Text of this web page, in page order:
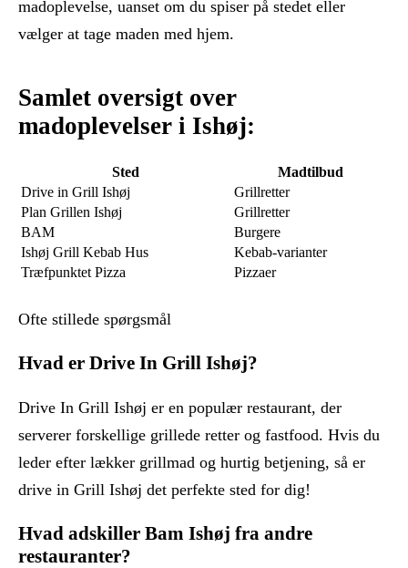
madoplevelse, uanset om du spiser på stedet eller
vælger at tage maden med hjem.
Samlet oversigt over
madoplevelser i Ishøj:
Sted
Madtilbud
Drive in Grill Ishøj
Grillretter
Plan Grillen Ishøj
Grillretter
BAM
Burgere
Ishøj Grill Kebab Hus
Kebab-varianter
Træfpunktet Pizza
Pizzaer
Ofte stillede spørgsmål
Hvad er Drive In Grill Ishøj?
Drive In Grill Ishøj er en populær restaurant, der
serverer forskellige grillede retter og fastfood. Hvis du
leder efter lækker grillmad og hurtig betjening, så er
drive in Grill Ishøj det perfekte sted for dig!
Hvad adskiller Bam Ishøj fra andre
restauranter?